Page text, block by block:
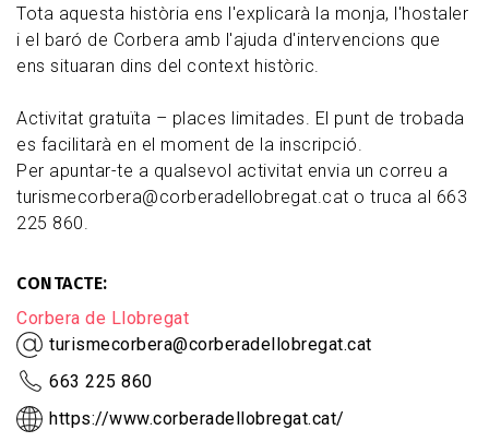
Tota aquesta història ens l'explicarà la monja, l'hostaler
i el baró de Corbera amb l'ajuda d'intervencions que
ens situaran dins del context històric.
Activitat gratuïta – places limitades. El punt de trobada
es facilitarà en el moment de la inscripció.
Per apuntar-te a qualsevol activitat envia un correu a
turismecorbera@corberadellobregat.cat o truca al 663
225 860.
CONTACTE
Corbera de Llobregat
turismecorbera@corberadellobregat.cat
663 225 860
https://www.corberadellobregat.cat/